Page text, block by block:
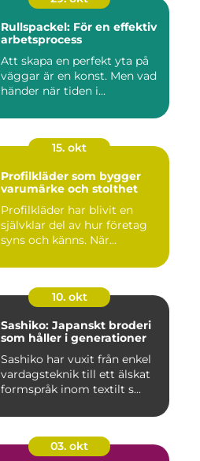
Rullspackel: För en effektiv
arbetsprocess
Att skapa en perfekt yta på
väggar är en konst. Men vad
händer när tiden i...
15. okt
Profilkläder som bygger
varumärke och stolthet
Profilkläder har blivit en
självklar del av hur företag
syns och känns. När...
10. okt
Sashiko: Japanskt broderi
som håller i generationer
Sashiko har vuxit från enkel
vardagsteknik till ett älskat
formspråk inom textilt s...
03. okt